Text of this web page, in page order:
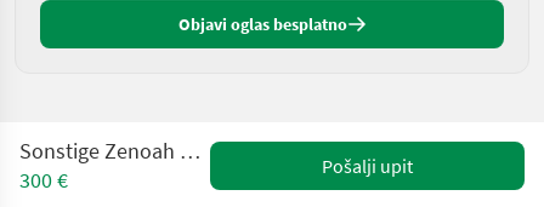
Objavi oglas besplatno
Sonstige Zenoah Motorsäge G3200
300 €
Pošalji upit